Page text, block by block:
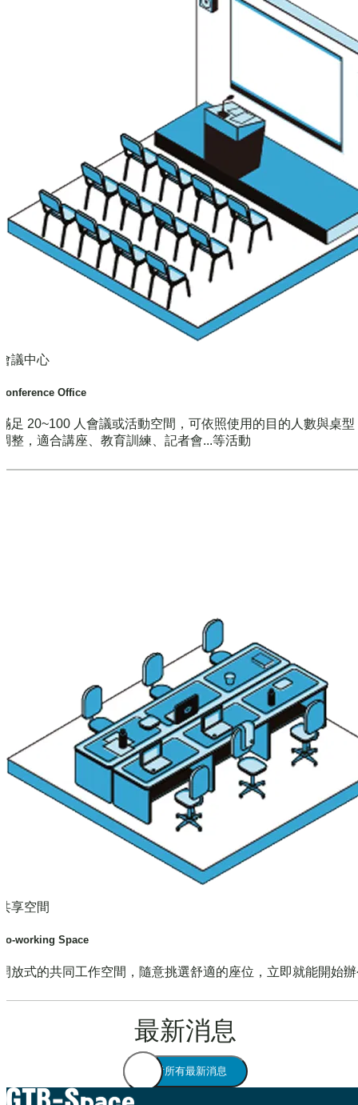
議中心
Office
足 20~100 人會議或活動空間，可依照使用的目的人數與桌型
整，適合講座、教育訓練、記者會...等活動
享空間
working Space
放式的共同工作空間，隨意挑選舒適的座位，立即就能開始
最新消息
查看所有最新消息